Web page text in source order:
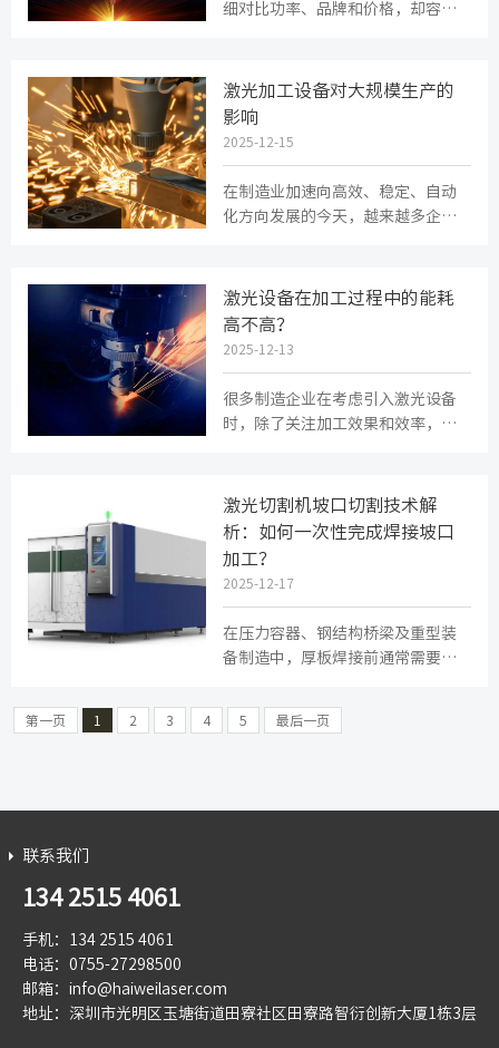
细对比功率、品牌和价格，却容易
激光加工设备对大规模生产的
影响
2025-12-15
在制造业加速向高效、稳定、自动
化方向发展的今天，越来越多企业
激光设备在加工过程中的能耗
高不高？
2025-12-13
很多制造企业在考虑引入激光设备
时，除了关注加工效果和效率，也
激光切割机坡口切割技术解
析：如何一次性完成焊接坡口
加工？
2025-12-17
在压力容器、钢结构桥梁及重型装
备制造中，厚板焊接前通常需要进
头，确保熔深和强度。传统工艺采...
第一页 1 2 3 4 5 最后一页
联系我们
134 2515 4061
手机：134 2515 4061
电话：0755-27298500
邮箱：info@haiweilaser.com
地址：深圳市光明区玉塘街道田寮社区田寮路智衍创新大厦1栋3层